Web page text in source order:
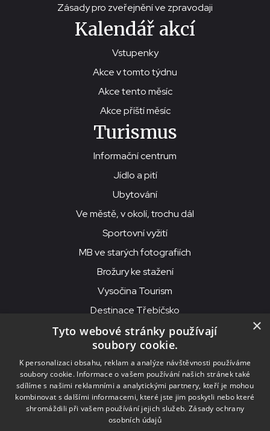
Zásady pro zveřejnění ve zpravodaji
Kalendář akcí
Vstupenky
Akce v tomto týdnu
Akce tento měsíc
Akce příští měsíc
Turismus
Informační centrum
Jídlo a pití
Ubytování
Ve městě, v okolí, trochu dál
Sportovní vyžití
MB ve starých fotografiích
Brožury ke stažení
Vysočina Tourism
Destinace Třebíčsko
© 2026MKS Beseda Mor. Budějovice
MKS Beseda, příspěvková organizace, Purcnerova 62, 676 02
Moravské Budějovice
IČO: 00091758, DIČ: CZ00091758, ID datové schránky: chjn2kd
×
Tyto webové stránky používají
soubory cookie.
K personalizaci obsahu, reklam a analýze návštěvnosti používáme
soubory cookie. Informace o vašem používání našich stránek také
sdílíme s našimi reklamními a analytickými partnery, kteří je mohou
kombinovat s dalšími informacemi, které jste jim poskytli nebo které
shromáždili při vašem používání jejich služeb. Zásady ochrany
osobních údajů